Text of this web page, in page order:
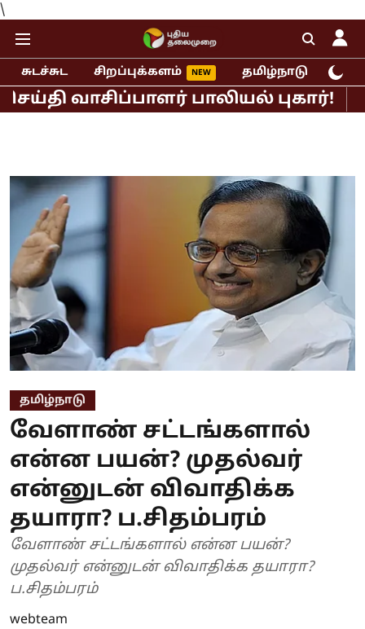
\
சுடச்சுட சிறப்புக்களம் தமிழ்நாடு
பாலியல் புகார்!
தமிழ்நாடு
வேளாண் சட்டங்களால்
என்ன பயன்? முதல்வர்
என்னுடன் விவாதிக்க
தயாரா? ப.சிதம்பரம்
வேளாண் சட்டங்களால் என்ன பயன்?
முதல்வர் என்னுடன் விவாதிக்க தயாரா?
ப.சிதம்பரம்
webteam